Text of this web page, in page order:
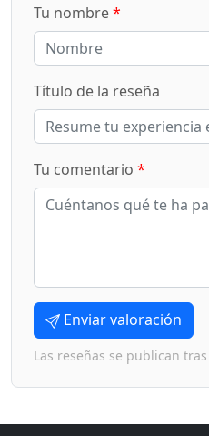
Tu nombre*
Título de la reseña
Tu comentario *
Enviar valoración
Las reseñas se publican